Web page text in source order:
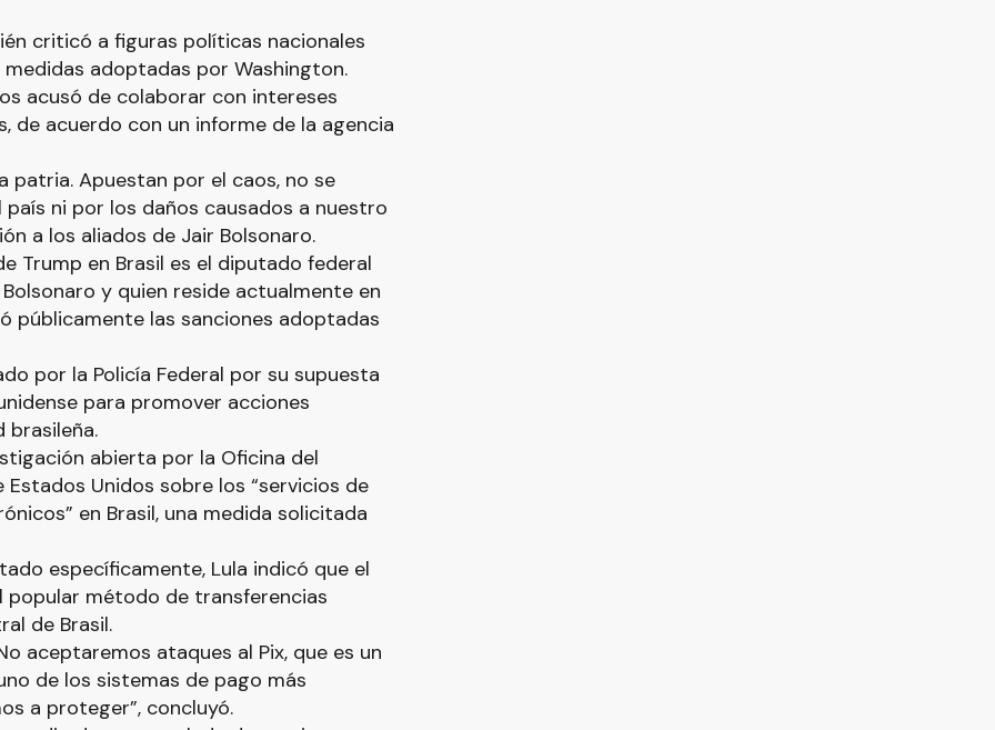
criticó a figuras políticas nacionales
adoptadas por Washington.
acusó de colaborar con intereses
de acuerdo con un informe de la agencia
patria. Apuestan por el caos, no se
ni por los daños causados a nuestro
a los aliados de Jair Bolsonaro.
Trump en Brasil es el diputado federal
y quien reside actualmente en
públicamente las sanciones adoptadas
por la Policía Federal por su supuesta
para promover acciones
abierta por la Oficina del
Unidos sobre los “servicios de
en Brasil, una medida solicitada
específicamente, Lula indicó que el
método de transferencias
de Brasil.
aceptaremos ataques al Pix, que es un
de los sistemas de pago más
a proteger”, concluyó.